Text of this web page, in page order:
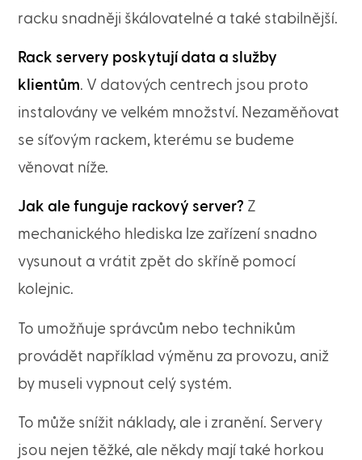
racku snadněji škálovatelné a také stabilnější.
Rack servery poskytují data a služby
klientům. V datových centrech jsou proto
instalovány ve velkém množství. Nezaměňovat
se síťovým rackem, kterému se budeme
věnovat níže.
Jak ale funguje rackový server? Z
mechanického hlediska lze zařízení snadno
vysunout a vrátit zpět do skříně pomocí
kolejnic.
To umožňuje správcům nebo technikům
provádět například výměnu za provozu, aniž
by museli vypnout celý systém.
To může snížit náklady, ale i zranění. Servery
jsou nejen těžké, ale někdy mají také horkou